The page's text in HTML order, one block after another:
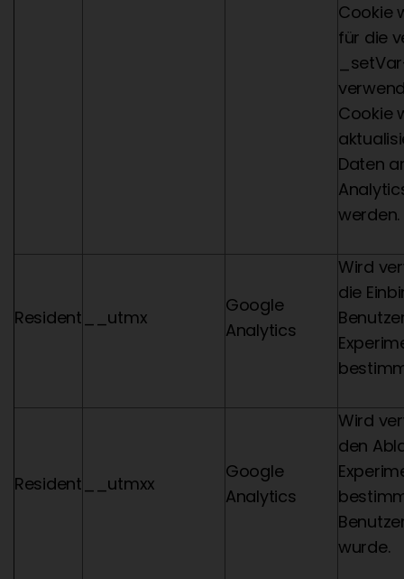
Cookie
für die
Cookie
Daten
werden.
Resident __utmx
Google
Analytics
Wird
die
Resident __utmxx
Google
Analytics
Wird
den
wurde.